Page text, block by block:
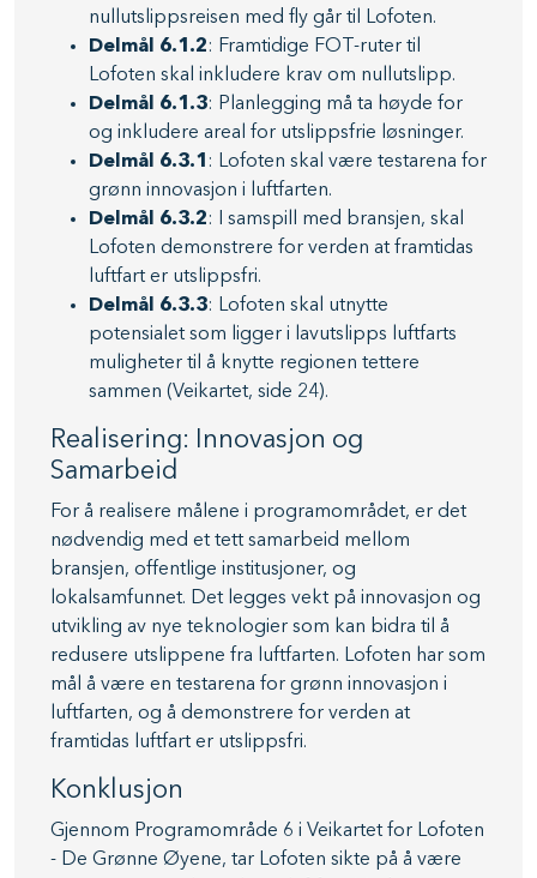
nullutslippsreisen med fly går til Lofoten.
Delmål 6.1.2: Framtidige FOT-ruter til
Lofoten skal inkludere krav om nullutslipp.
Delmål 6.1.3: Planlegging må ta høyde for
og inkludere areal for utslippsfrie løsninger.
Delmål 6.3.1 : Lofoten skal være testarena for
grønn innovasjon i luftfarten.
Delmål 6.3.2: I samspill med bransjen, skal
Lofoten demonstrere for verden at framtidas
luftfart er utslippsfri.
Delmål 6.3.3: Lofoten skal utnytte
potensialet som ligger i lavutslipps luftfarts
muligheter til å knytte regionen tettere
sammen (Veikartet, side 24).
Realisering: Innovasjon og
Samarbeid
For å realisere målene i programområdet, er det
nødvendig med et tett samarbeid mellom
bransjen, offentlige institusjoner, og
lokalsamfunnet. Det legges vekt på innovasjon og
utvikling av nye teknologier som kan bidra til å
redusere utslippene fra luftfarten. Lofoten har som
mål å være en testarena for grønn innovasjon i
luftfarten, og å demonstrere for verden at
framtidas luftfart er utslippsfri.
Konklusjon
Gjennom Programområde 6 i Veikartet for Lofoten
- De Grønne Øyene, tar Lofoten sikte på å være